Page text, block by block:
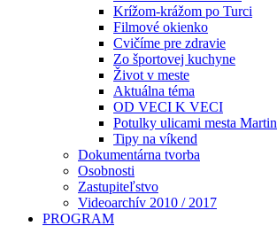
Krížom-krážom po Turci
Filmové okienko
Cvičíme pre zdravie
Zo športovej kuchyne
Život v meste
Aktuálna téma
OD VECI K VECI
Potulky ulicami mesta Martin
Tipy na víkend
Dokumentárna tvorba
Osobnosti
Zastupiteľstvo
Videoarchív 2010 / 2017
PROGRAM